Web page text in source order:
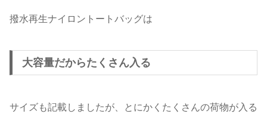
撥水再生ナイロントートバッグは
大容量だからたくさん入る
サイズも記載しましたが、とにかくたくさんの荷物が入る